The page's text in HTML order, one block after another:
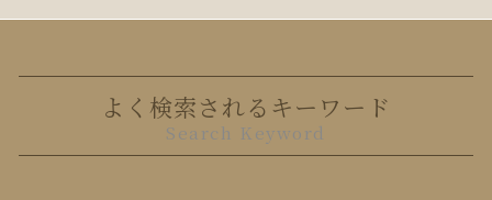
よく検索されるキーワード
Search Keyword